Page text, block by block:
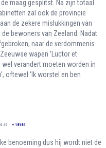
maag gesplitst. Na zijn totaal
zal ook de provincie
de zekere mislukkingen van
bewoners van Zeeland. Nadat
naar de verdommenis
wapen 'Luctor et
verandert moeten worden in
oftewel ‘Ik worstel en ben
+ 18184
benoeming dus hij wordt niet de